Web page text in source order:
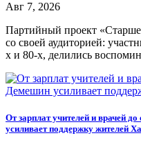
Авг 7, 2026
Партийный проект
со своей аудиторией:
х и 80-х, делились
От зарплат учителей и врачей
усиливает поддержку жителей